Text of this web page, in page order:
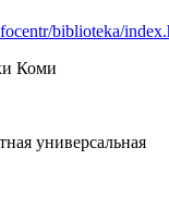
biblioteka/
Коми
универсальная